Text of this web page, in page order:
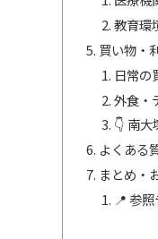
教育環
買い物・
日常の
外食・
👇 南
よくある
まとめ・
📍 参